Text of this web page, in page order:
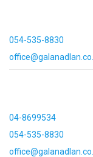
054-535-8830
04-8699534
054-535-8830